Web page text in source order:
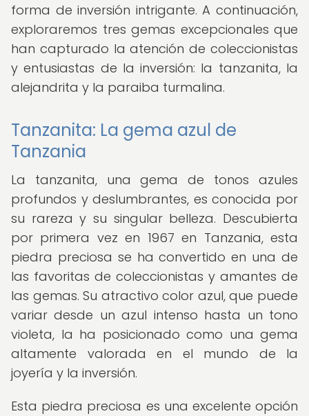
forma de inversión intrigante. A continuación,
exploraremos tres gemas excepcionales que
han capturado la atención de coleccionistas
y entusiastas de la inversión: la tanzanita, la
alejandrita y la paraiba turmalina.
Tanzanita: La gema azul de
Tanzania
La tanzanita, una gema de tonos azules
profundos y deslumbrantes, es conocida por
su rareza y su singular belleza. Descubierta
por primera vez en 1967 en Tanzania, esta
piedra preciosa se ha convertido en una de
las favoritas de coleccionistas y amantes de
las gemas. Su atractivo color azul, que puede
variar desde un azul intenso hasta un tono
violeta, la ha posicionado como una gema
altamente valorada en el mundo de la
joyería y la inversión.
Esta piedra preciosa es una excelente opción